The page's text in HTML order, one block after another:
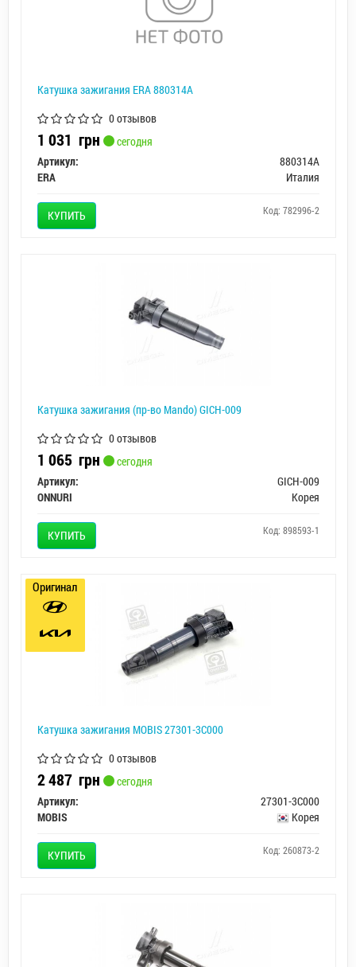
Катушка зажигания ERA 880314A
0 отзывов
1 031 грн
сегодня
Артикул:
880314A
ERA
Италия
КУПИТЬ Код: 782996-2
Катушка зажигания (пр-во Mando) GICH-009
0 отзывов
1 065 грн
сегодня
Артикул:
GICH-009
ONNURI
Корея
КУПИТЬ Код: 898593-1
Катушка зажигания MOBIS 27301-3C000
0 отзывов
2 487 грн
сегодня
Артикул:
27301-3C000
MOBIS
Корея
КУПИТЬ Код: 260873-2
Оригинал